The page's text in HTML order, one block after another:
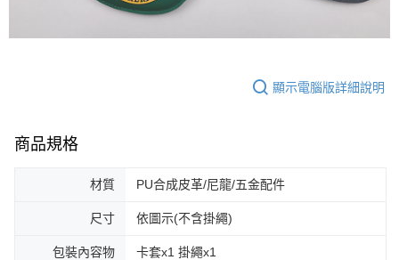
顯示電腦版詳細說明
商品規格
材質 PU合成皮革/尼龍/五金配件
尺寸 依圖示(不含掛繩)
包裝內容物 卡套x1 掛繩x1